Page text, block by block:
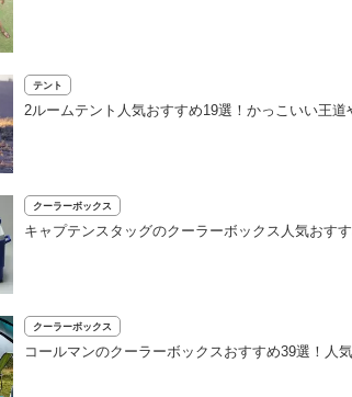
テント
2ルームテント人気おすすめ19選！かっこいい王道
クーラーボックス
キャプテンスタッグのクーラーボックス人気おす
クーラーボックス
コールマンのクーラーボックスおすすめ39選！人